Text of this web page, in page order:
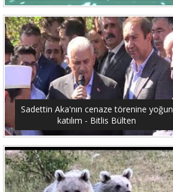
Sadettin Aka'nın cenaze törenine yoğun
katılım - Bitlis Bülten